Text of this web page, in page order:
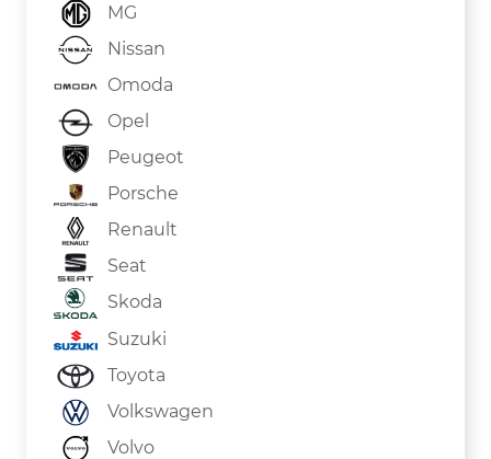
MG
Nissan
Omoda
Opel
Peugeot
Porsche
Renault
Seat
Skoda
Suzuki
Toyota
Volkswagen
Volvo